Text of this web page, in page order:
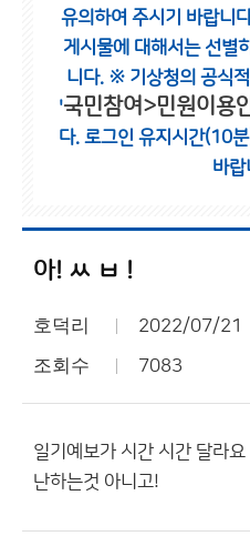
유의하여 주시기 바랍니
게시물에 대해서는 선별
니다. ※ 기상청의 공식
'국민참여>민원이용
다. 로그인 유지시간(10
바랍
아! ㅆ ㅂ !
호덕리 2022/07/21
조회수 7083
일기예보가 시간 시간 달라
난하는것 아니고!